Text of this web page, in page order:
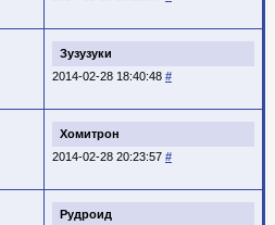
Зузузуки
2014-02-28 18:40:48 #
Хомитрон
2014-02-28 20:23:57 #
Рудроид